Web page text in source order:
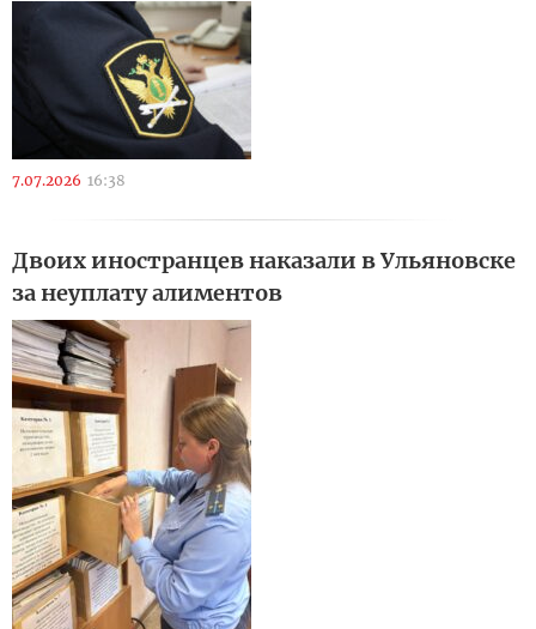
7.07.2026 16:38
Двоих иностранцев наказали в Ульяновске
за неуплату алиментов